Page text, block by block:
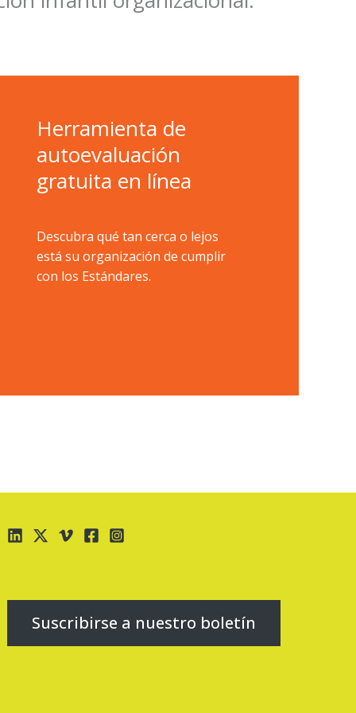
Herramienta de
autoevaluación
gratuita en línea
Descubra qué tan cerca o lejos
está su organización de cumplir
con los Estándares.
Suscribirse a nuestro boletín